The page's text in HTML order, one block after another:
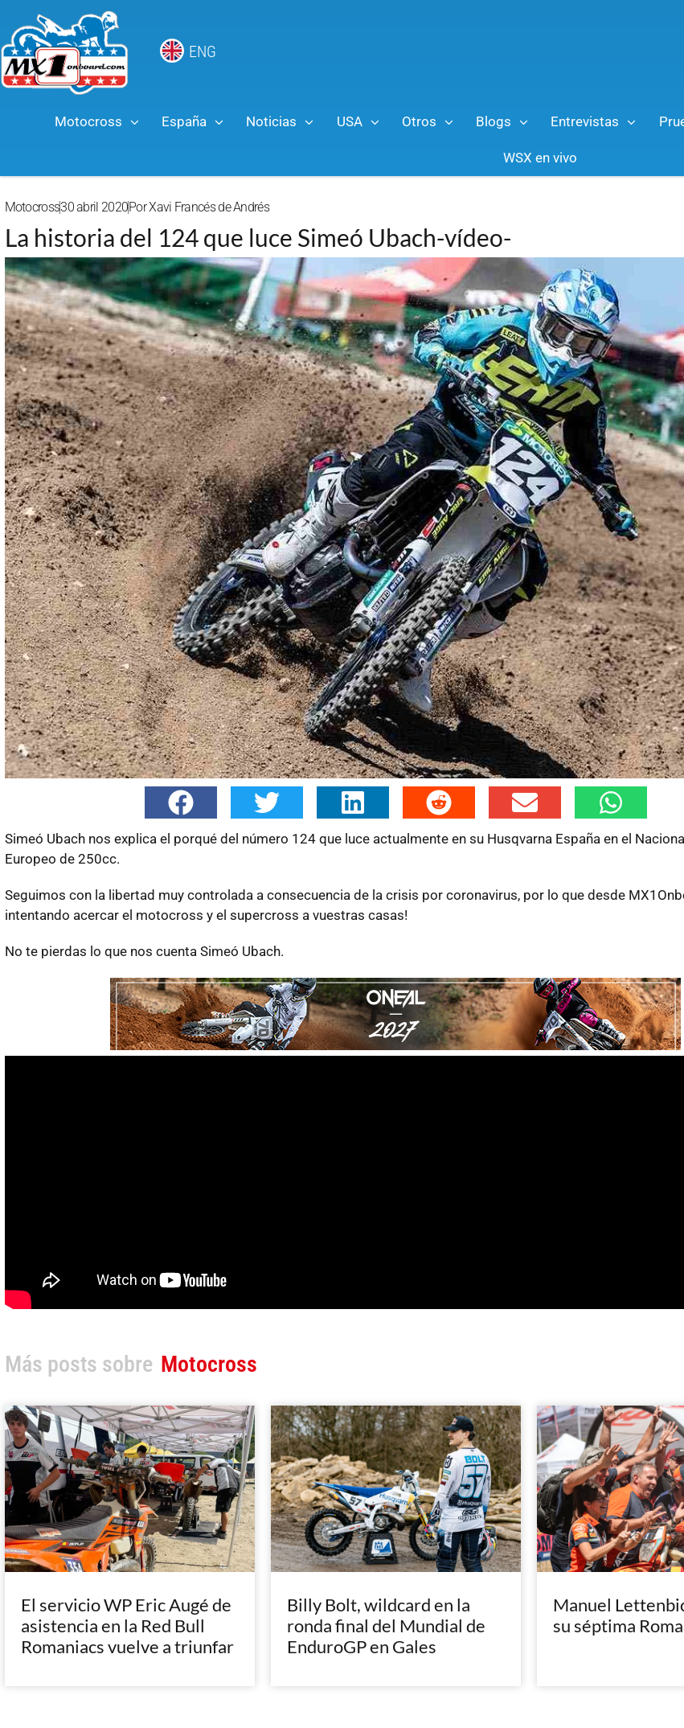
ENG
Motocross España Noticias USA Otros Blogs Entrevistas
WSX en vivo
Motocross30 abril 2020PorXavi Francés de Andrés
La historia del 124 que luce Simeó Ubach-vídeo-
Simeó Ubach nos explica el porqué del número 124 que luce actualmente en su Husqvarna España en el
Europeo de 250cc.
Seguimos con la libertad muy controlada a consecuencia de la crisis por coronavirus, por lo que desde
intentando acercar el motocross y el supercross a vuestras casas!
No te pierdas lo que nos cuenta Simeó Ubach.
Más posts sobre Motocross
El servicio WP Eric Augé de
asistencia en la Red Bull
Romaniacs vuelve a triunfar
Billy Bolt, wildcard en la
ronda final del Mundial de
EnduroGP en Gales
Manuel
su séptima